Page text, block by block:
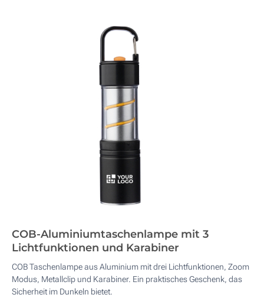
COB-Aluminiumtaschenlampe mit 3
Lichtfunktionen und Karabiner
COB Taschenlampe aus Aluminium mit drei Lichtfunktionen, Zoom
Modus, Metallclip und Karabiner. Ein praktisches Geschenk, das
Sicherheit im Dunkeln bietet.